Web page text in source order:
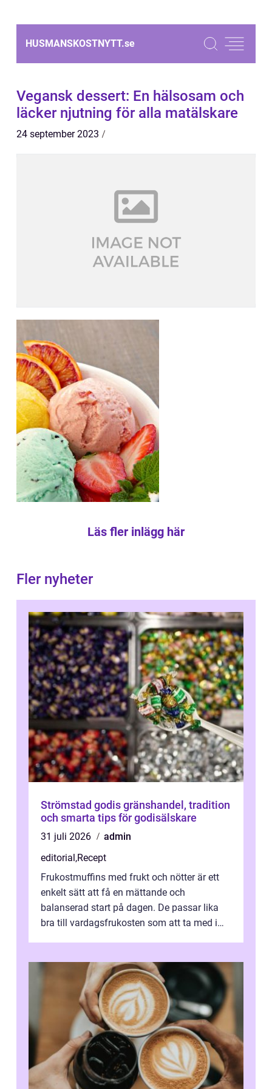
HUSMANSKOSTNYTT.se
Vegansk dessert: En hälsosam och
läcker njutning för alla matälskare
24 september 2023
Läs fler inlägg här
Fler nyheter
Strömstad godis gränshandel, tradition
och smarta tips för godisälskare
31 juli 2026
admin
editorial,Recept
Frukostmuffins med frukt och nötter är ett
enkelt sätt att få en mättande och
balanserad start på dagen. De passar lika
bra till vardagsfrukosten som att ta med i